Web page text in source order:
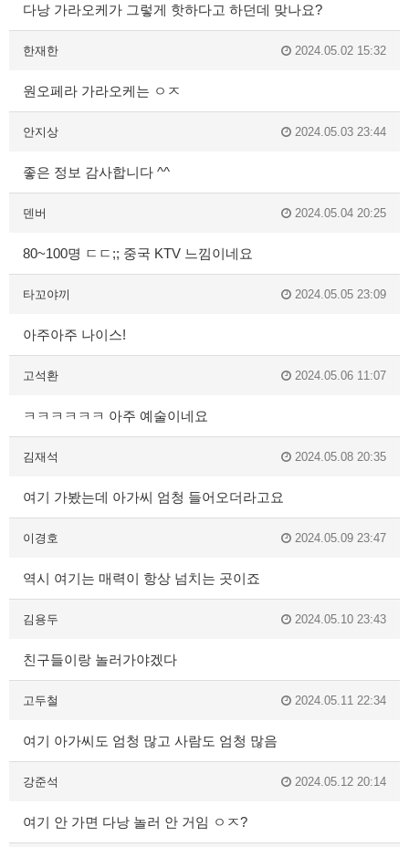
다낭 가라오케가 그렇게 핫하다고 하던데 맞나요?
한재한 2024.05.02 15:32
원오페라 가라오케는 ㅇㅈ
안지상 2024.05.03 23:44
좋은 정보 감사합니다 ^^
덴버 2024.05.04 20:25
80~100명 ㄷㄷ;; 중국 KTV 느낌이네요
타꼬야끼 2024.05.05 23:09
아주아주 나이스!
고석환 2024.05.06 11:07
ㅋㅋㅋㅋㅋㅋ 아주 예술이네요
김재석 2024.05.08 20:35
여기 가봤는데 아가씨 엄청 들어오더라고요
이경호 2024.05.09 23:47
역시 여기는 매력이 항상 넘치는 곳이죠
김용두 2024.05.10 23:43
친구들이랑 놀러가야겠다
고두철 2024.05.11 22:34
여기 아가씨도 엄청 많고 사람도 엄청 많음
강준석 2024.05.12 20:14
여기 안 가면 다낭 놀러 안 거임 ㅇㅈ?